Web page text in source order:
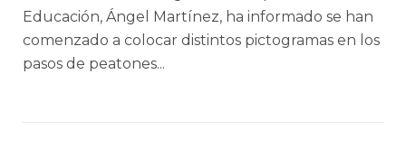
Educación, Ángel Martínez, ha informado se han
comenzado a colocar distintos pictogramas en los
pasos de peatones...